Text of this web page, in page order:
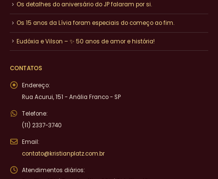
Os detalhes do aniversário do JP falaram por si.
Os 15 anos da Lívia foram especiais do começo ao fim.
Eudóxia e Vilson – ✨ 50 anos de amor e história!
CONTATOS
Endereço:
Rua Acurui, 151 - Anália Franco - SP
Telefone:
(11) 2337-3740
Email:
contato@kristianplatz.com.br
Atendimentos diários: